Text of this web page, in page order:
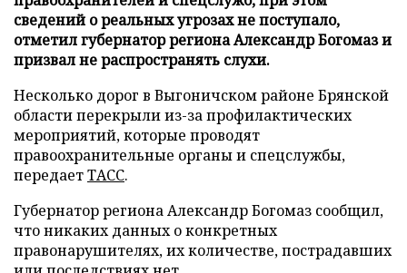
сведений о реальных угрозах не поступало,
отметил губернатор региона Александр Богомаз и
призвал не распространять слухи.
Несколько дорог в Выгоничском районе Брянской
области перекрыли из-за профилактических
мероприятий, которые проводят
правоохранительные органы и спецслужбы,
передаетТАСС.
Губернатор региона Александр Богомаз сообщил,
что никаких данных о конкретных
правонарушителях, их количестве, пострадавших